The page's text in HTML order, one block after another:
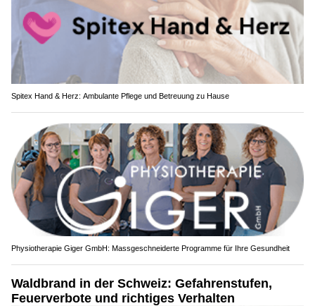
Spitex Hand & Herz: Ambulante Pflege und Betreuung zu Hause
Physiotherapie Giger GmbH: Massgeschneiderte Programme für Ihre Gesundheit
Waldbrand in der Schweiz: Gefahrenstufen,
Feuerverbote und richtiges Verhalten